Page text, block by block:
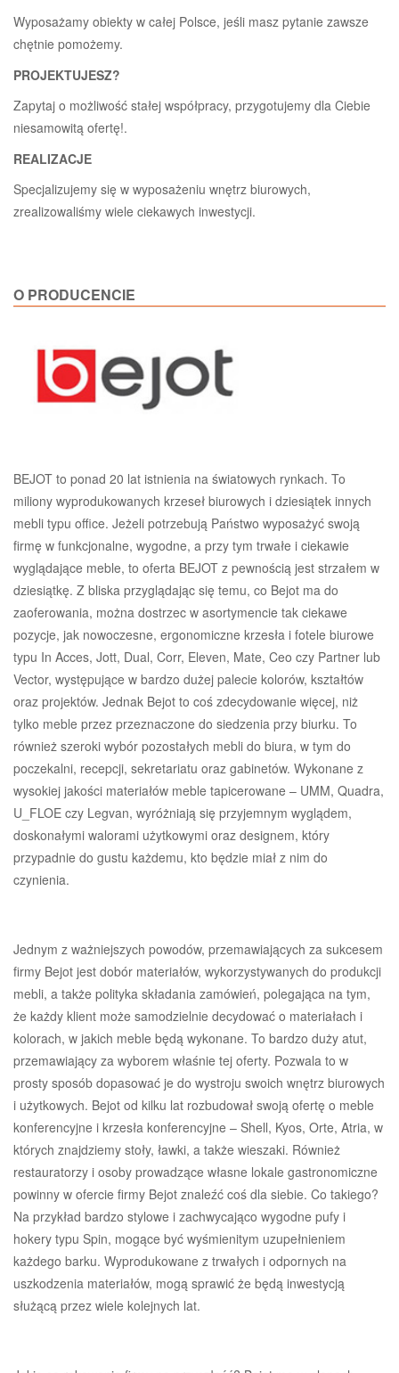
Wyposażamy obiekty w całej Polsce, jeśli masz pytanie zawsze
chętnie pomożemy.
PROJEKTUJESZ?
Zapytaj o możliwość stałej współpracy, przygotujemy dla Ciebie
niesamowitą ofertę!.
REALIZACJE
Specjalizujemy się w wyposażeniu wnętrz biurowych,
zrealizowaliśmy wiele ciekawych inwestycji.
O PRODUCENCIE
BEJOT to ponad 20 lat istnienia na światowych rynkach. To
miliony wyprodukowanych krzeseł biurowych i dziesiątek innych
mebli typu office. Jeżeli potrzebują Państwo wyposażyć swoją
firmę w funkcjonalne, wygodne, a przy tym trwałe i ciekawie
wyglądające meble, to oferta BEJOT z pewnością jest strzałem w
dziesiątkę. Z bliska przyglądając się temu, co Bejot ma do
zaoferowania, można dostrzec w asortymencie tak ciekawe
pozycje, jak nowoczesne, ergonomiczne krzesła i fotele biurowe
typu In Acces, Jott, Dual, Corr, Eleven, Mate, Ceo czy Partner lub
Vector, występujące w bardzo dużej palecie kolorów, kształtów
oraz projektów. Jednak Bejot to coś zdecydowanie więcej, niż
tylko meble przez przeznaczone do siedzenia przy biurku. To
również szeroki wybór pozostałych mebli do biura, w tym do
poczekalni, recepcji, sekretariatu oraz gabinetów. Wykonane z
wysokiej jakości materiałów meble tapicerowane – UMM, Quadra,
U_FLOE czy Legvan, wyróżniają się przyjemnym wyglądem,
doskonałymi walorami użytkowymi oraz designem, który
przypadnie do gustu każdemu, kto będzie miał z nim do
czynienia.
Jednym z ważniejszych powodów, przemawiających za sukcesem
firmy Bejot jest dobór materiałów, wykorzystywanych do produkcji
mebli, a także polityka składania zamówień, polegająca na tym,
że każdy klient może samodzielnie decydować o materiałach i
kolorach, w jakich meble będą wykonane. To bardzo duży atut,
przemawiający za wyborem właśnie tej oferty. Pozwala to w
prosty sposób dopasować je do wystroju swoich wnętrz biurowych
i użytkowych. Bejot od kilku lat rozbudował swoją ofertę o meble
konferencyjne i krzesła konferencyjne – Shell, Kyos, Orte, Atria, w
których znajdziemy stoły, ławki, a także wieszaki. Również
restauratorzy i osoby prowadzące własne lokale gastronomiczne
powinny w ofercie firmy Bejot znaleźć coś dla siebie. Co takiego?
Na przykład bardzo stylowe i zachwycająco wygodne pufy i
hokery typu Spin, mogące być wyśmienitym uzupełnieniem
każdego barku. Wyprodukowane z trwałych i odpornych na
uszkodzenia materiałów, mogą sprawić że będą inwestycją
służącą przez wiele kolejnych lat.